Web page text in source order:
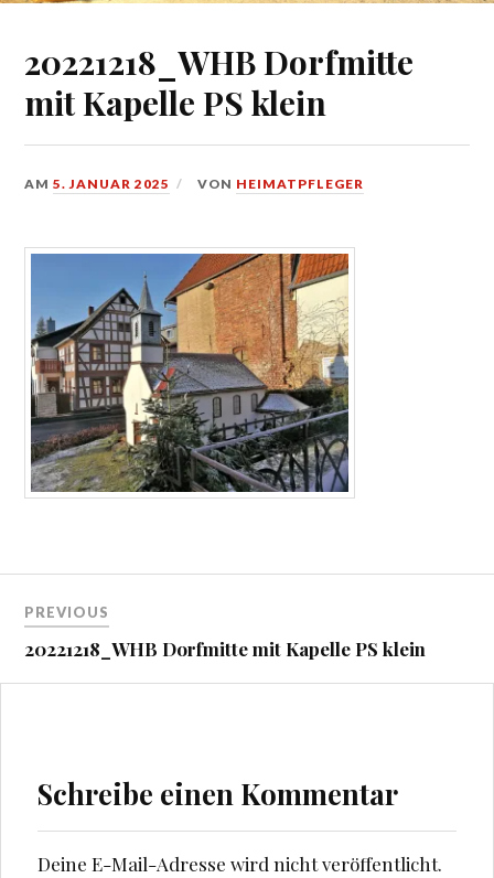
20221218_WHB Dorfmitte
mit Kapelle PS klein
AM5. JANUAR 2025 VON HEIMATPFLEGER
PREVIOUS
20221218_WHB Dorfmitte mit Kapelle PS klein
Schreibe einen Kommentar
Deine E-Mail-Adresse wird nicht veröffentlicht.